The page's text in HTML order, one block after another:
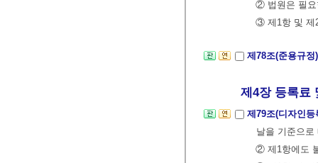
② 법원은 필요
③ 제1항 및 제
제78조(준용규
제4장 등록료
제79조(디자인
날을 기준으
② 제1항에도